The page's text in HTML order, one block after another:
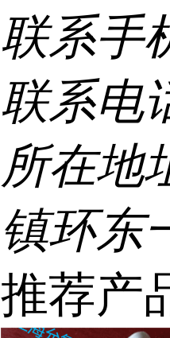
联系手
联系电
所在地
镇环东
推荐产